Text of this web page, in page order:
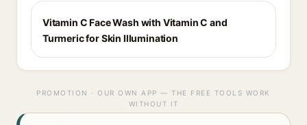
Vitamin C Face Wash with Vitamin C and
Turmeric for Skin Illumination
PROMOTION · OUR OWN APP — THE FREE TOOLS WORK
WITHOUT IT